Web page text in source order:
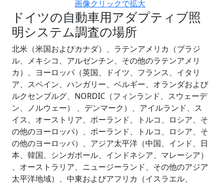
画像クリックで拡大
ドイツの自動車用アダプティブ照
明システム調査の場所
北米（米国およびカナダ）、ラテンアメリカ（ブラジ
ル、メキシコ、アルゼンチン、その他のラテンアメリ
カ）、ヨーロッパ（英国、ドイツ、フランス、イタリ
ア、スペイン、ハンガリー、ベルギー、オランダおよび
ルクセンブルグ、NORDIC（フィンランド、スウェーデ
ン、ノルウェー） 、デンマーク）、アイルランド、ス
イス、オーストリア、ポーランド、トルコ、ロシア、そ
の他のヨーロッパ）、ポーランド、トルコ、ロシア、そ
の他のヨーロッパ）、アジア太平洋（中国、インド、日
本、韓国、シンガポール、インドネシア、マレーシア）
、オーストラリア、ニュージーランド、その他のアジア
太平洋地域）、中東およびアフリカ（イスラエル、